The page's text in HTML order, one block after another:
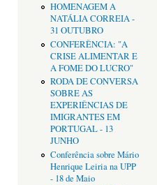
HOMENAGEM A
NATÁLIA CORREIA -
31 OUTUBRO
CONFERÊNCIA: "A
CRISE ALIMENTAR E
A FOME DO LUCRO"
RODA DE CONVERSA
SOBRE AS
EXPERIÊNCIAS DE
IMIGRANTES EM
PORTUGAL - 13
JUNHO
Conferência sobre Mário
Henrique Leiria na UPP
- 18 de Maio